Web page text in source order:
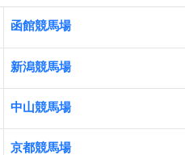
函館競馬場
新潟競馬場
中山競馬場
京都競馬場